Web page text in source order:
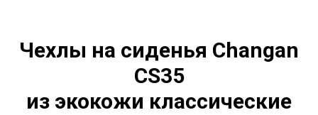
Чехлы на сиденья Changan
CS35
из экокожи классические